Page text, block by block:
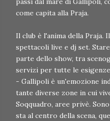
come capita alla Praja.
Il club è l'anima della
spettacoli live e dj set.
parte dello show, tra
servizi per tutte le
- Gallipoli è un'emozione
tante diverse zone in cui
Soqquadro, aree privè.
sta al centro della scena,